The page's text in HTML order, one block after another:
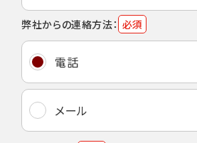
弊社からの連絡方法： 必須
電話
メール